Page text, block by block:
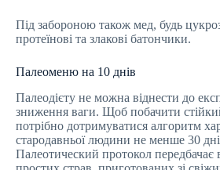
Під забороною також мед, будь
протеїнові та злакові батончики.
Палеоменю на 10 днів
Палеодієту не можна віднести до
зниження ваги. Щоб побачити
потрібно дотримуватися алгоритм
стародавньої людини не менше 30
Палеотический протокол